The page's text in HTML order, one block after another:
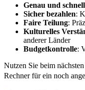
Genau und schnell
Sicher bezahlen:
Faire Teilung:
Kulturelles
anderer Länder
Budgetkontrolle:
Nutzen Sie beim
Rechner für ein noch